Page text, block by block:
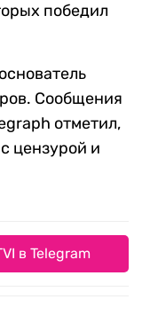
победил
Сообщения
отметил,
цензурой и
в Telegram